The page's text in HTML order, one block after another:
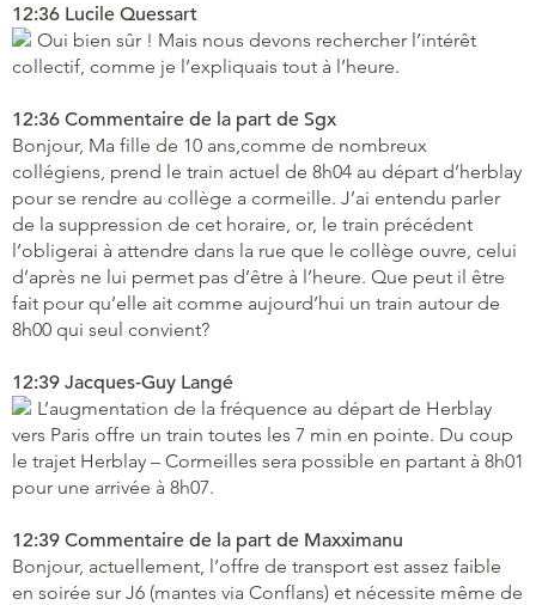
12:36 Lucile Quessart
Oui bien sûr ! Mais nous devons rechercher l’intérêt
collectif, comme je l’expliquais tout à l’heure.
12:36 Commentaire de la part de Sgx
Bonjour, Ma fille de 10 ans,comme de nombreux
collégiens, prend le train actuel de 8h04 au départ d’herblay
pour se rendre au collège a cormeille. J’ai entendu parler
de la suppression de cet horaire, or, le train précédent
l’obligerai à attendre dans la rue que le collège ouvre, celui
d’après ne lui permet pas d’être à l’heure. Que peut il être
fait pour qu’elle ait comme aujourd’hui un train autour de
8h00 qui seul convient?
12:39 Jacques-Guy Langé
L’augmentation de la fréquence au départ de Herblay
vers Paris offre un train toutes les 7 min en pointe. Du coup
le trajet Herblay – Cormeilles sera possible en partant à 8h01
pour une arrivée à 8h07.
12:39 Commentaire de la part de Maxximanu
Bonjour, actuellement, l’offre de transport est assez faible
en soirée sur J6 (mantes via Conflans) et nécessite même de